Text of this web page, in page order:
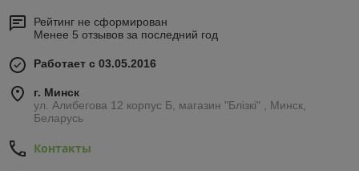
Рейтинг не сформирован
Менее 5 отзывов за последний год
Работает с 03.05.2016
г. Минск
ул. Алибегова 12 корпус Б, магазин "Блiзкi" , Минск,
Беларусь
Контакты